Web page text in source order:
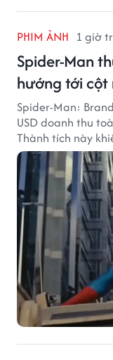
PHIM ẢNH 1 giờ
Spider-Man
hướng tới cột
Spider-Man:
USD doanh thu
Thành tích này
sẽ là cột mốc tiếp